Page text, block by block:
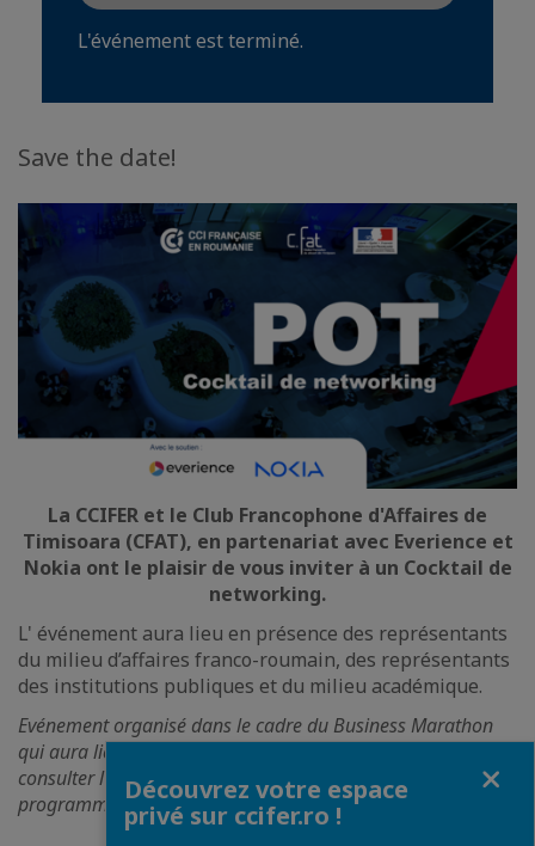
L'événement est terminé.
Save the date!
La CCIFER et le Club Francophone d'Affaires de
Timisoara (CFAT), en partenariat avec Everience et
Nokia ont le plaisir de vous inviter à un Cocktail de
networking.
L' événement aura lieu en présence des représentants
du milieu d’affaires franco-roumain, des représentants
des institutions publiques et du milieu académique.
Evénement organisé dans le cadre du Business Marathon
qui aura lieu entre le 28-30 mai 2025. Nous vous invitons à
consulter l’agenda de tous les événements du
programme
>>>
Découvrez votre espace
privé sur ccifer.ro !